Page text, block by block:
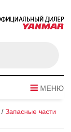
МЕНЮ
/ Запасные части